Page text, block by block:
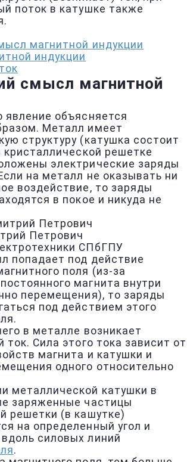
поток в катушке также
магнитной индукции
индукции
смысл магнитной
явление объясняется
Металл имеет
структуру (катушка состоит
решетке
электрические заряды
на металл не оказывать ни
воздействие, то заряды
в покое и никуда не
Петрович
СПбГПУ
попадает под действие
поля (из-за
магнита внутри
перемещения), то заряды
под действием этого
в металле возникает
ток. Сила этого тока зависит от
магнита и катушки и
одного относительно
металлической катушки в
заряженные частицы
решетки (в кашутке)
на определенный угол и
силовых линий
.